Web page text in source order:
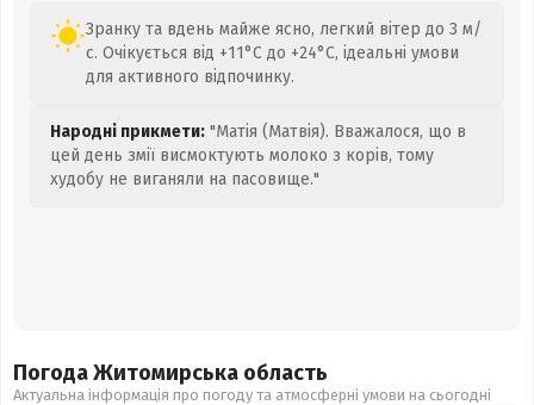
Зранку та вдень майже ясно, легкий вітер до 3 м/
с. Очікується від +11°C до +24°C, ідеальні умови
для активного відпочинку.
Народні прикмети: "Матія (Матвія). Вважалося, що в
цей день змії висмоктують молоко з корів, тому
худобу не виганяли на пасовище."
Погода Житомирська область
Актуальна інформація про погоду та атмосферні умови на сьогодні